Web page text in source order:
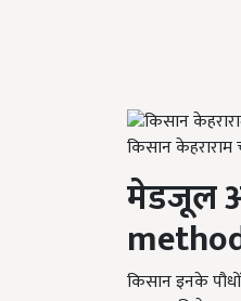
किसान केहराराम
मेडजूल
किसान इनके